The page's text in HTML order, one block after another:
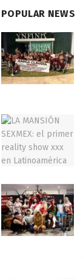
POPULAR NEWS